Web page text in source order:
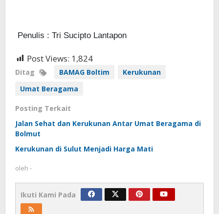
Penulis : Tri Sucipto Lantapon
Post Views: 1,824
Ditag BAMAG Boltim
Kerukunan
Umat Beragama
Posting Terkait
Jalan Sehat dan Kerukunan Antar Umat Beragama di
Bolmut
Kerukunan di Sulut Menjadi Harga Mati
oleh -
Ikuti Kami Pada